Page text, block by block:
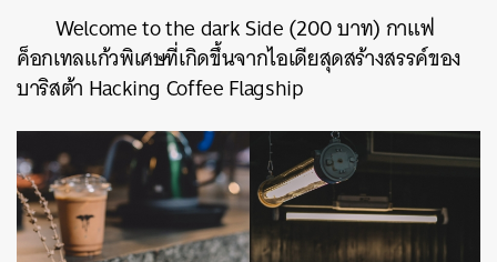
Welcome to the dark Side (200 บาท) กาแฟ
ค็อกเทลแก้วพิเศษที่เกิดขึ้นจากไอเดียสุดสร้างสรรค์ของ
บาริสต้า Hacking Coffee Flagship